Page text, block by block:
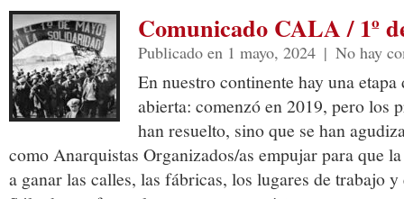
Comunicado CALA / 1º
Publicado en 1 mayo, 2024 | No hay
En nuestro continente hay una
abierta: comenzó en 2019, pero los
han resuelto, sino que se han
como Anarquistas Organizados/as empujar para que
a ganar las calles, las fábricas, los lugares de trabajo